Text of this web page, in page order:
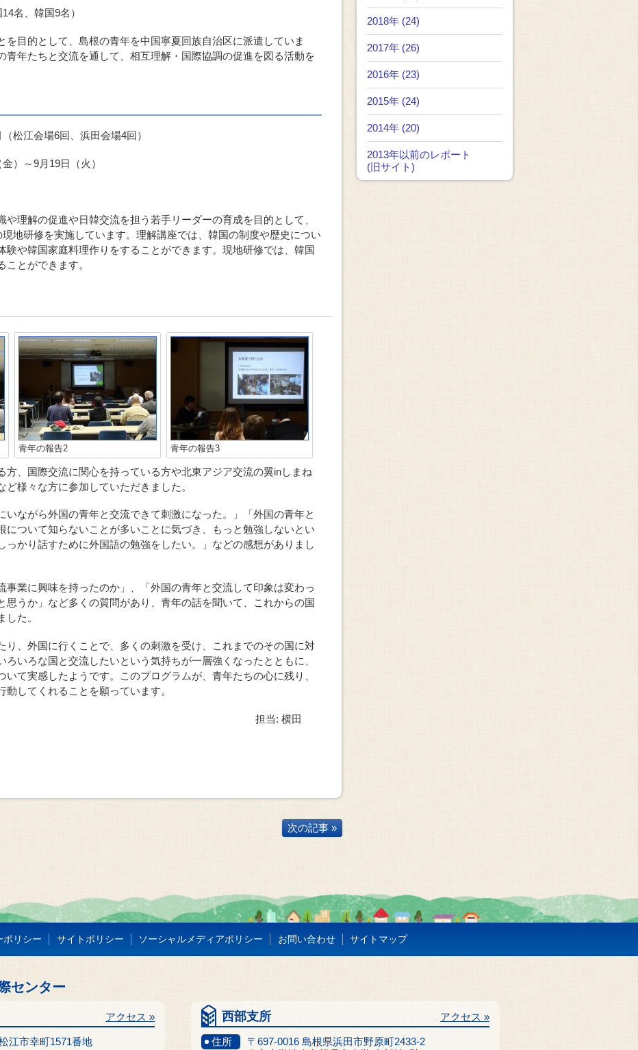
名、韓国9名）
を目的として、島根の青年を中国寧夏回族自治区に派遣していま
青年たちと交流を通して、相互理解・国際協調の促進を図る活動を
松江会場6回、浜田会場4回）
）～9月19日（火）
理解の促進や日韓交流を担う若手リーダーの育成を目的として、
地研修を実施しています。理解講座では、韓国の制度や歴史につい
験や韓国家庭料理作りをすることができます。現地研修では、韓国
とができます。
青年の報告2 青年の報告3
方、国際交流に関心を持っている方や北東アジア交流の翼inしまね
様々な方に参加していただきました。
いながら外国の青年と交流できて刺激になった。」「外国の青年と
について知らないことが多いことに気づき、もっと勉強しないとい
っかり話すために外国語の勉強をしたい。」などの感想がありまし
事業に興味を持ったのか」、「外国の青年と交流して印象は変わっ
思うか」など多くの質問があり、青年の話を聞いて、これからの国
た。
り、外国に行くことで、多くの刺激を受け、これまでのその国に対
いろな国と交流したいという気持ちが一層強くなったとともに、
いて実感したようです。このプログラムが、青年たちの心に残り、
してくれることを願っています。
担当: 横田
次の記事 »
2018年 (24)
2017年 (26)
2016年 (23)
2015年 (24)
2014年 (20)
2013年以前のレポート
(旧サイト)
ポリシー サイトポリシー ソーシャルメディアポリシー お問い合わせ サイトマップ
センター
江市幸町1571番地
アクセス » 西部支所
住所
〒697-0016 島根県浜田市野原町2433-2
アクセス »